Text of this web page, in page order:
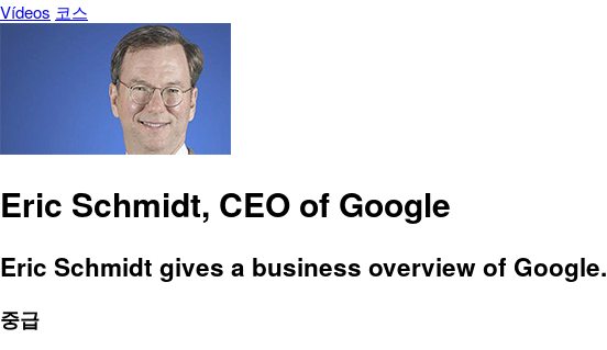
Vídeos 코스
Eric Schmidt, CEO of Google
Eric Schmidt gives a business overview of Google.
중급